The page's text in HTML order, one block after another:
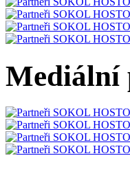
Mediální